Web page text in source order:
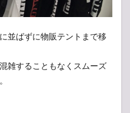
並ばずに物販テントまで移
雑することもなくスムーズ